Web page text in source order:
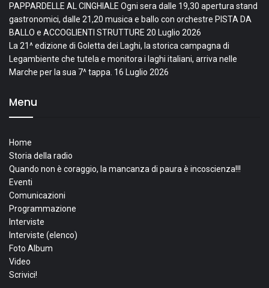
PAPPARDELLE AL CINGHIALE Ogni sera dalle 19,30 apertura stand
gastronomici, dalle 21,20 musica e ballo con orchestre PISTA DA
BALLO e ACCOGLIENTI STRUTTURE 20 Luglio 2026
La 21^ edizione di Goletta dei Laghi, la storica campagna di
Legambiente che tutela e monitora i laghi italiani, arriva nelle
Marche per la sua 7^ tappa. 16 Luglio 2026
Menu
Home
Storia della radio
Quando non è coraggio, la mancanza di paura è incoscienza!!!
Eventi
Comunicazioni
Programmazione
Interviste
Interviste (elenco)
Foto Album
Video
Scrivici!